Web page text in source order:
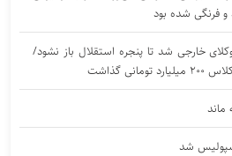
صرف وکلای خارجی شد تا پنجره استقلال باز نشود/
گذاشت
شد